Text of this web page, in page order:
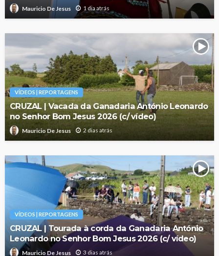
Mauricio De Jesus 1 dia atrás
VÍDEOS | REPORTAGENS
CRUZAL | Vacada da Ganadaria António Leonardo
no Senhor Bom Jesus 2026 (c/ vídeo)
Mauricio De Jesus 2 dias atrás
VÍDEOS | REPORTAGENS
CRUZAL | Tourada à corda da Ganadaria António
Leonardo no Senhor Bom Jesus 2026 (c/ vídeo)
Mauricio De Jesus 3 dias atrás